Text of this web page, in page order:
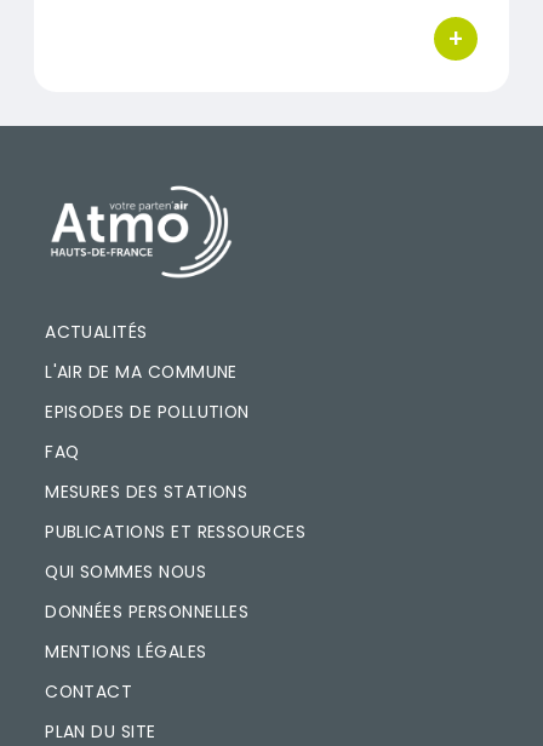
+
bouton
PIED DE PAGE
ACTUALITÉS
L'AIR DE MA COMMUNE
EPISODES DE POLLUTION
FAQ
MESURES DES STATIONS
PUBLICATIONS ET RESSOURCES
QUI SOMMES NOUS
DONNÉES PERSONNELLES
MENTIONS LÉGALES
CONTACT
PLAN DU SITE